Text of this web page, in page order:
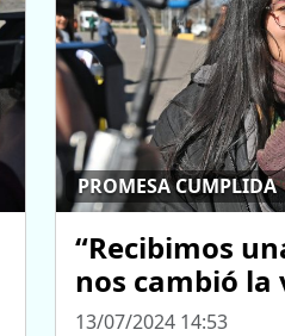
PROMESA CUMPLIDA
“Recibimos
nos cambió la
13/07/2024 14:53